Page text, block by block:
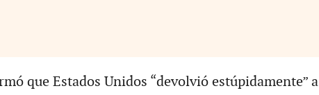
que Estados Unidos “devolvió estúpidamente” a